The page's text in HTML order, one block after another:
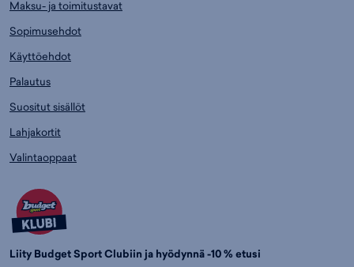
Maksu- ja toimitustavat
Sopimusehdot
Käyttöehdot
Palautus
Suositut sisällöt
Lahjakortit
Valintaoppaat
Liity Budget Sport Clubiin ja hyödynnä -10 % etusi